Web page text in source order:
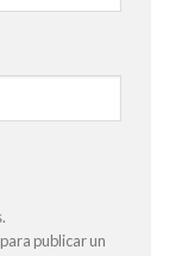
publicar un